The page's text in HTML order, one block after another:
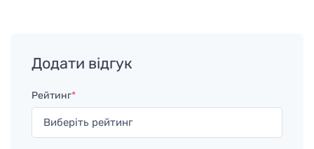
Додати відгук
Рейтинг*